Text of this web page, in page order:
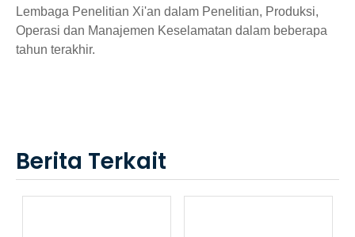
Lembaga Penelitian Xi'an dalam Penelitian, Produksi,
Operasi dan Manajemen Keselamatan dalam beberapa
tahun terakhir.
Berita Terkait